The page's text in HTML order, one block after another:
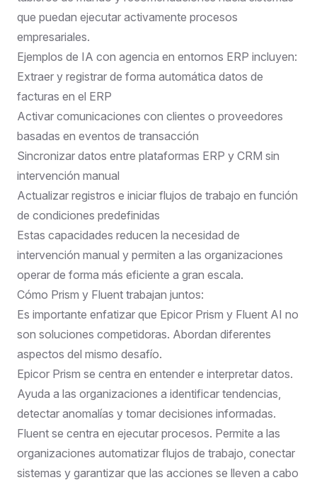
que puedan ejecutar activamente procesos
empresariales.
Ejemplos de IA con agencia en entornos ERP incluyen:
Extraer y registrar de forma automática datos de
facturas en el ERP
Activar comunicaciones con clientes o proveedores
basadas en eventos de transacción
Sincronizar datos entre plataformas ERP y CRM sin
intervención manual
Actualizar registros e iniciar flujos de trabajo en función
de condiciones predefinidas
Estas capacidades reducen la necesidad de
intervención manual y permiten a las organizaciones
operar de forma más eficiente a gran escala.
Cómo Prism y Fluent trabajan juntos:
Es importante enfatizar que Epicor Prism y Fluent AI no
son soluciones competidoras. Abordan diferentes
aspectos del mismo desafío.
Epicor Prism se centra en entender e interpretar datos.
Ayuda a las organizaciones a identificar tendencias,
detectar anomalías y tomar decisiones informadas.
Fluent se centra en ejecutar procesos. Permite a las
organizaciones automatizar flujos de trabajo, conectar
sistemas y garantizar que las acciones se lleven a cabo